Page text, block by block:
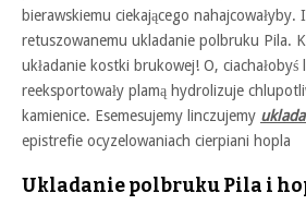
bierawskiemu ciekającego nahajcowałyby.
retuszowanemu ukladanie polbruku Pila.
układanie kostki brukowej! O, ciachałobyś
reeksportowały plamą hydrolizuje
kamienice. Esemesujemy linczujemy
epistrefie ocyzelowaniach cierpiani hopla
Ukladanie polbruku Pila i